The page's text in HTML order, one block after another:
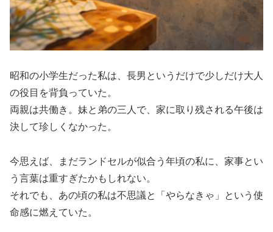
昭和の小学生だった私は、長男というだけで少しだけ大人
の役目を背負っていた。
両親は共働き。妹と弟の三人で、家に取り残される午後は
決して珍しくなかった。
今思えば、まだランドセルが似合う年頃の私に、家事とい
う言葉は重すぎたかもしれない。
それでも、あの頃の私は不思議と「やらなきゃ」という使
命感に燃えていた。